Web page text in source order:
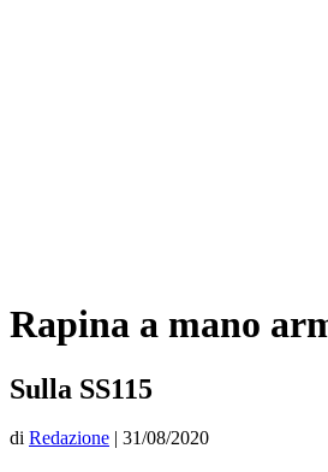
Rapina a mano
Sulla SS115
di Redazione | 31/08/2020